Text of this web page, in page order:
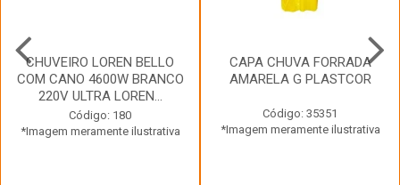
CHUVEIRO LOREN BELLO
COM CANO 4600W BRANCO
220V ULTRA LOREN...
Código: 180
*Imagem meramente ilustrativa
CAPA CHUVA FORRADA
AMARELA G PLASTCOR
Código: 35351
*Imagem meramente ilustrativa